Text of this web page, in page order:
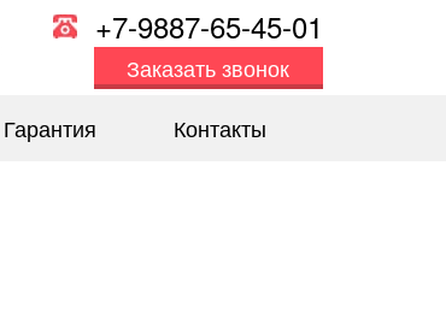
+7-9887-65-45-01
Заказать звонок
Гарантия Контакты